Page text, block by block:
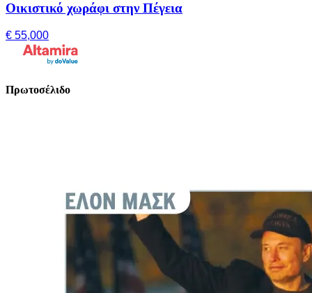
Οικιστικό χωράφι στην Πέγεια
€ 55,000
Πρωτοσέλιδο